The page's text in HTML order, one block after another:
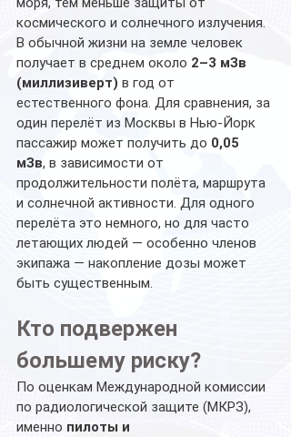
космического и солнечного излучения.
В обычной жизни на земле человек
получает в среднем около 2–3 мЗв
(миллизиверт) в год от
естественного фона. Для сравнения, за
один перелёт из Москвы в Нью-Йорк
пассажир может получить до 0,05
мЗв, в зависимости от
продолжительности полёта, маршрута
и солнечной активности. Для одного
перелёта это немного, но для часто
летающих людей — особенно членов
экипажа — накопление дозы может
быть существенным.
Кто подвержен
большему риску?
По оценкам Международной комиссии
по радиологической защите (МКРЗ),
именно пилоты и